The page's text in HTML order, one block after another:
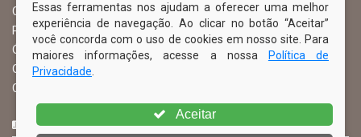
Chefe de Gabinete
Procuradoria Geral
Órgão de Controle Interno
Organograma
Comissão Permanente de Licitação – CPL
CURTA NOSSA FAN PAGE
Essas ferramentas nos ajudam a oferecer uma melhor
experiência de navegação. Ao clicar no botão “Aceitar”
você concorda com o uso de cookies em nosso site. Para
maiores informações, acesse a nossa
Política de
Privacidade
Aceitar